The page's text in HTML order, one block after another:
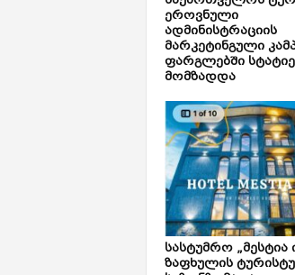
ეროვნული
ადმინისტრაციის
მარკეტინგული
ფარგლებში
მომზადდა
სასტუმრო „მესტია
ზაფხულის